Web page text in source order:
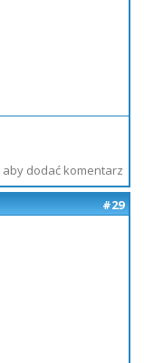
aby dodać komentarz
#29